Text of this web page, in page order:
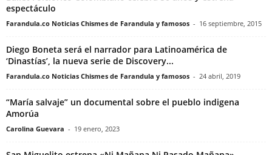
espectáculo
Farandula.co Noticias Chismes de Farandula y famosos - 16 septiembre, 2015
Diego Boneta será el narrador para Latinoamérica de
‘Dinastías’, la nueva serie de Discovery...
Farandula.co Noticias Chismes de Farandula y famosos - 24 abril, 2019
“María salvaje” un documental sobre el pueblo indigena
Amorúa
Carolina Guevara - 19 enero, 2023